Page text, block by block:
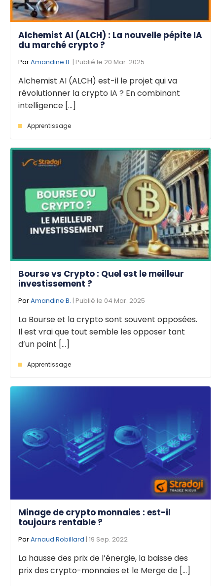
Alchemist AI (ALCH) : La nouvelle pépite IA
du marché crypto ?
ParAmandine B. | Publié le 20 Mar. 2025
Alchemist AI (ALCH) est-il le projet qui va
révolutionner la crypto IA ? En combinant
intelligence [...]
Apprentissage
Bourse vs Crypto : Quel est le meilleur
investissement ?
ParAmandine B. | Publié le 04 Mar. 2025
La Bourse et la crypto sont souvent opposées.
Il est vrai que tout semble les opposer tant
d’un point [...]
Apprentissage
Minage de crypto monnaies : est-il
toujours rentable ?
ParArnaud Robillard | 19 Sep. 2022
La hausse des prix de l’énergie, la baisse des
prix des crypto-monnaies et le Merge de [...]